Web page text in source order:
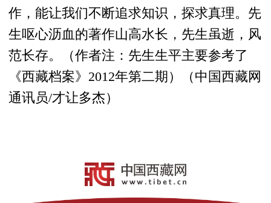
作，能让我们不断追求知识，探求真理。先
生呕心沥血的著作山高水长，先生虽逝，风
范长存。（作者注：先生生平主要参考了
《西藏档案》2012年第二期）（中国西藏网
通讯员/才让多杰）